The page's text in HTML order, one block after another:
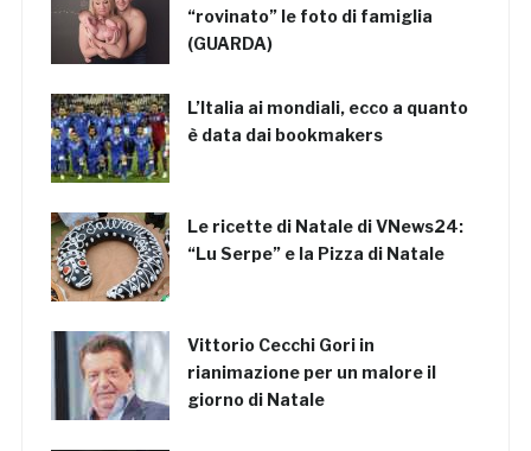
“rovinato” le foto di famiglia
(GUARDA)
L’Italia ai mondiali, ecco a quanto
è data dai bookmakers
Le ricette di Natale di VNews24:
“Lu Serpe” e la Pizza di Natale
Vittorio Cecchi Gori in
rianimazione per un malore il
giorno di Natale